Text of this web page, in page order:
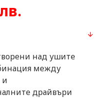
над ушите
между
и
драйвъри